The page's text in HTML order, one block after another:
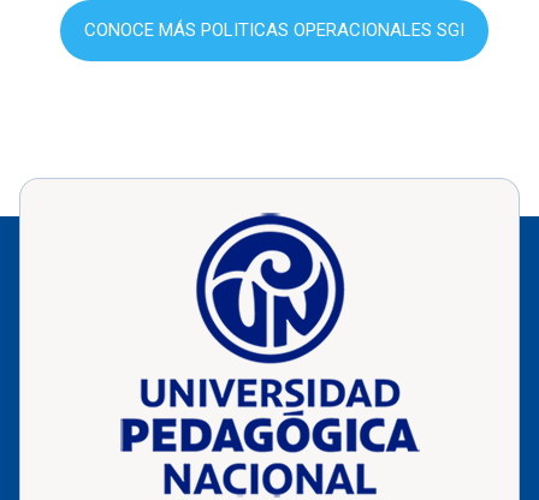
CONOCE MÁS POLITICAS OPERACIONALES SGI